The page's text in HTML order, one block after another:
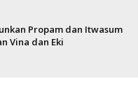
Propam dan Itwasum
Vina dan Eki